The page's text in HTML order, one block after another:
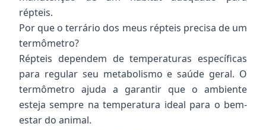
répteis.
Por que o terrário dos meus répteis precisa de um
termômetro?
Répteis dependem de temperaturas específicas
para regular seu metabolismo e saúde geral. O
termômetro ajuda a garantir que o ambiente
esteja sempre na temperatura ideal para o bem-
estar do animal.